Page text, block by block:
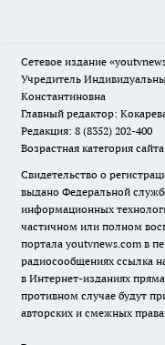
Сетевое издание
Учредитель
Константиновна
Главный редактор:
Редакция: 8 (8352) 202-400
Возрастная категория
Свидетельство о
выдано Федеральной
информационных
частичном или полном
портала youtvnews.com в
радиосообщениях ссылка
в Интернет-изданиях
противном случае будут
авторских и смежных